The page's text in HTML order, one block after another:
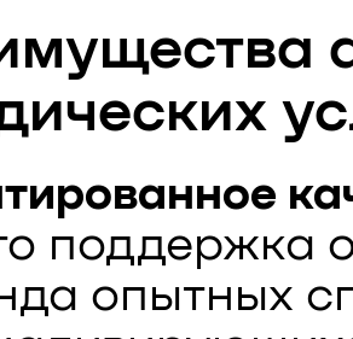
поддержка
опытных